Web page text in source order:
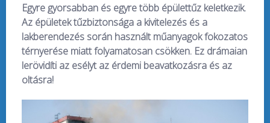
Egyre gyorsabban és egyre több épülettűz keletkezik.
Az épületek tűzbiztonsága a kivitelezés és a
lakberendezés során használt műanyagok fokozatos
térnyerése miatt folyamatosan csökken. Ez drámaian
lerövidíti az esélyt az érdemi beavatkozásra és az
oltásra!